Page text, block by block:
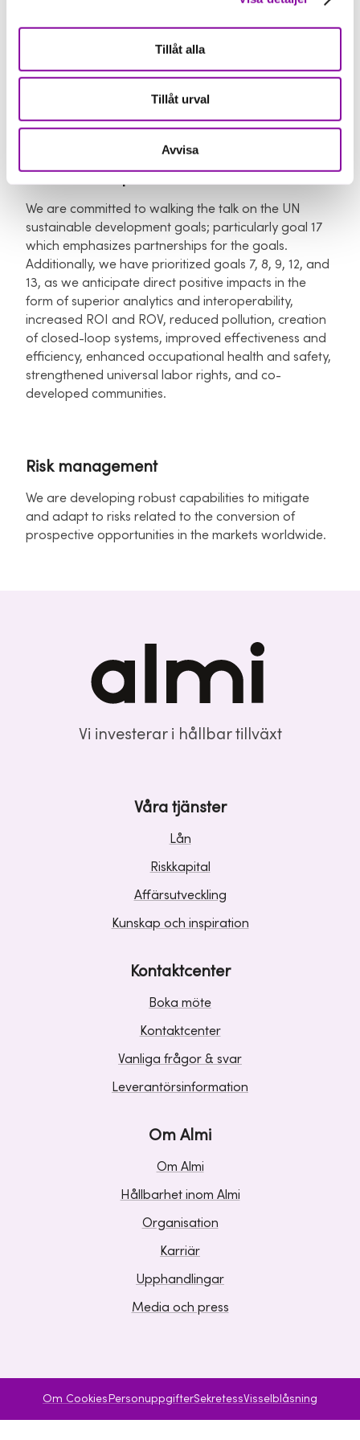
Tillåt alla
Tillåt urval
Avvisa
Previous investments
funds and direct revenue.
Vision and impact
We are committed to walking the talk on the UN
sustainable development goals; particularly goal 17
which emphasizes partnerships for the goals.
Additionally, we have prioritized goals 7, 8, 9, 12, and
13, as we anticipate direct positive impacts in the
form of superior analytics and interoperability,
increased ROI and ROV, reduced pollution, creation
of closed-loop systems, improved effectiveness and
efficiency, enhanced occupational health and safety,
strengthened universal labor rights, and co-
developed communities.
Risk management
We are developing robust capabilities to mitigate
and adapt to risks related to the conversion of
prospective opportunities in the markets worldwide.
Vi investerar i hållbar tillväxt
Våra tjänster
Lån
Riskkapital
Affärsutveckling
Kunskap och inspiration
Kontaktcenter
Boka möte
Kontaktcenter
Vanliga frågor & svar
Leverantörsinformation
Om Almi
Om Almi
Hållbarhet inom Almi
Organisation
Karriär
Upphandlingar
Media och press
Om Cookies PersonuppgifterSekretessVisselblåsning